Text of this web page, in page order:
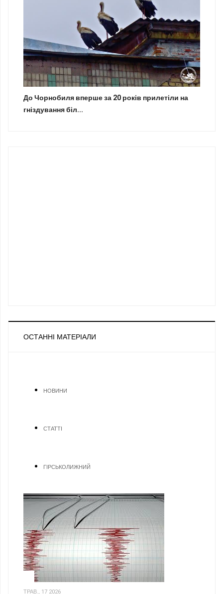
До Чорнобиля вперше за 20 років прилетіли на
гніздування біл...
ОСТАННІ МАТЕРІАЛИ
НОВИНИ
СТАТТІ
ГІРСЬКОЛИЖНИЙ
ТРАВ., 17 2026